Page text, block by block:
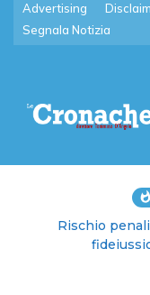
Advertising
Segnala Notizia
Estate da record